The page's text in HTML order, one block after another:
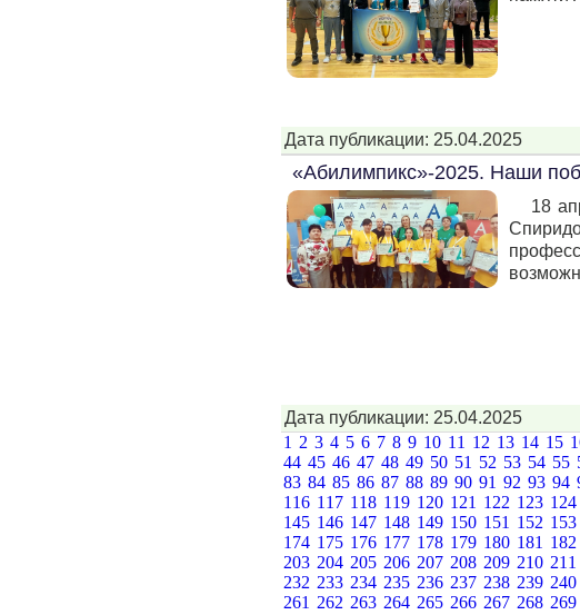
Дата публикации: 25.04.2025
«Абилимпикс»-2025. Наши
18
Дата публикации: 25.04.2025
1 2 3 4 5 6 7 8 9 10 11 12 13 14 15
44 45 46 47 48 49 50 51 52 53 54 55
83 84 85 86 87 88 89 90 91 92 93 94
116 117 118 119 120 121 122 123 124
145 146 147 148 149 150 151 152 153
174 175 176 177 178 179 180 181 182
203 204 205 206 207 208 209 210 211
232 233 234 235 236 237 238 239 240
261 262 263 264 265 266 267 268 269